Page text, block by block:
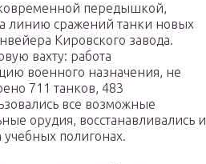
передышкой,
линию сражений танки новых
Кировского завода.
вахту: работа
военного назначения, не
711 танков, 483
все возможные
орудия, восстанавливались и
полигонах.